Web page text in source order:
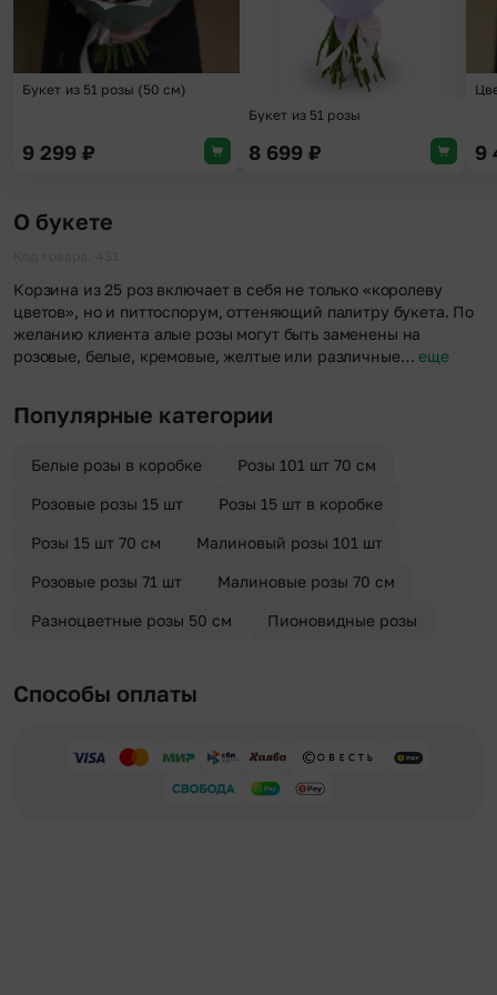
Букет из 51 розы (50 см)
9 299 ₽
Букет из 51 розы
8 699 ₽ 9
О букете
Корзина из 25 роз включает в себя не только «королеву
цветов», но и питтоспорум, оттеняющий палитру букета. По
желанию клиента алые розы могут быть заменены на
розовые, белые, кремовые, желтые или различные… еще
Популярные категории
Белые розы в коробке Розы 101 шт 70 см
Розовые розы 15 шт Розы 15 шт в коробке
Розы 15 шт 70 см Малиновый розы 101 шт
Розовые розы 71 шт Малиновые розы 70 см
Разноцветные розы 50 см Пионовидные розы
Способы оплаты